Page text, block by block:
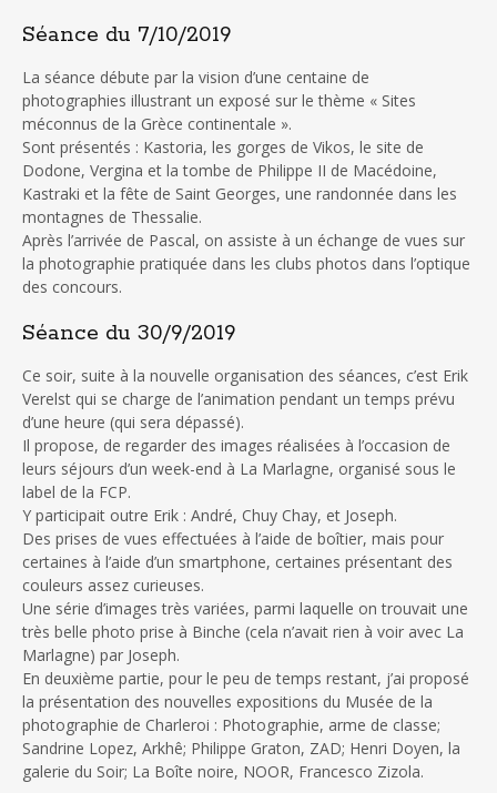
Séance du 7/10/2019
La séance débute par la vision d’une centaine de
photographies illustrant un exposé sur le thème « Sites
méconnus de la Grèce continentale ».
Sont présentés : Kastoria, les gorges de Vikos, le site de
Dodone, Vergina et la tombe de Philippe II de Macédoine,
Kastraki et la fête de Saint Georges, une randonnée dans les
montagnes de Thessalie.
Après l’arrivée de Pascal, on assiste à un échange de vues sur
la photographie pratiquée dans les clubs photos dans l’optique
des concours.
Séance du 30/9/2019
Ce soir, suite à la nouvelle organisation des séances, c’est Erik
Verelst qui se charge de l’animation pendant un temps prévu
d’une heure (qui sera dépassé).
Il propose, de regarder des images réalisées à l’occasion de
leurs séjours d’un week-end à La Marlagne, organisé sous le
label de la FCP.
Y participait outre Erik : André, Chuy Chay, et Joseph.
Des prises de vues effectuées à l’aide de boîtier, mais pour
certaines à l’aide d’un smartphone, certaines présentant des
couleurs assez curieuses.
Une série d’images très variées, parmi laquelle on trouvait une
très belle photo prise à Binche (cela n’avait rien à voir avec La
Marlagne) par Joseph.
En deuxième partie, pour le peu de temps restant, j’ai proposé
la présentation des nouvelles expositions du Musée de la
photographie de Charleroi : Photographie, arme de classe;
Sandrine Lopez, Arkhê; Philippe Graton, ZAD; Henri Doyen, la
galerie du Soir; La Boîte noire, NOOR, Francesco Zizola.